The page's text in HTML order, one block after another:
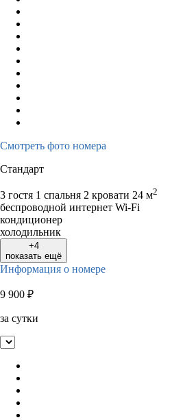
Смотреть фото номера
Стандарт
3 гостя 1 спальня 2 кровати 24 м2
беспроводной интернет Wi-Fi
кондиционер
холодильник
+4
показать ещё
Информация о номере
9 900 ₽
за сутки